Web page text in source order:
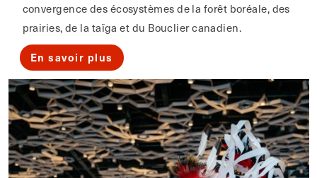
convergence des écosystèmes de la forêt boréale, des
prairies, de la taïga et du Bouclier canadien.
En savoir plus